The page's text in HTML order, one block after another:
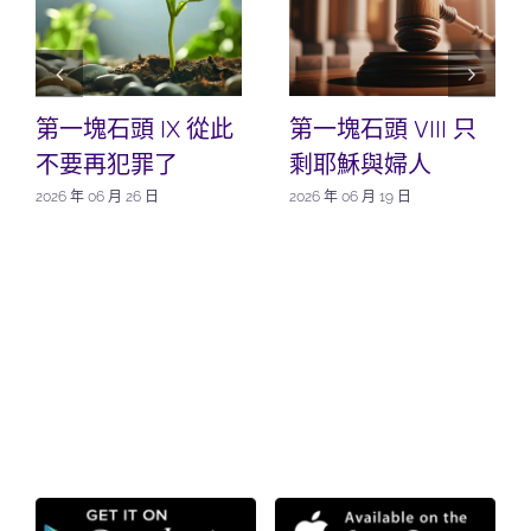
第一塊石頭 IX 從此
不要再犯罪了
2026 年 06 月 26 日
第一塊石頭 VIII 只
剩耶穌與婦人
2026 年 06 月 19 日